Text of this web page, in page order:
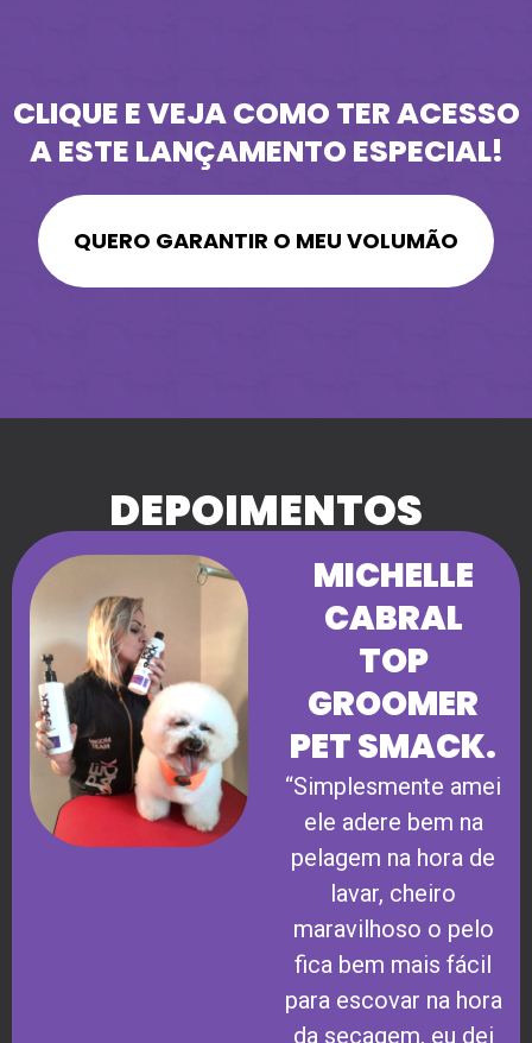
CLIQUE E VEJA COMO TER ACESSO
A ESTE LANÇAMENTO ESPECIAL!
QUERO GARANTIR O MEU VOLUMÃO
DEPOIMENTOS
MICHELLE
CABRAL
TOP
GROOMER
PET SMACK.
“Simplesmente amei
ele adere bem na
pelagem na hora de
lavar, cheiro
maravilhoso o pelo
fica bem mais fácil
para escovar na hora
da secagem, eu dei